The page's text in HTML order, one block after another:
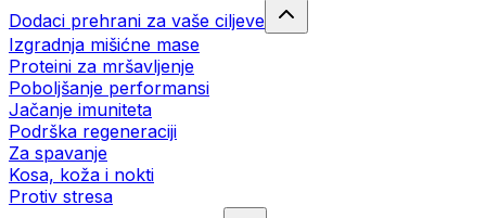
Dodaci prehrani za vaše ciljeve
Izgradnja mišićne mase
Proteini za mršavljenje
Poboljšanje performansi
Jačanje imuniteta
Podrška regeneraciji
Za spavanje
Kosa, koža i nokti
Protiv stresa